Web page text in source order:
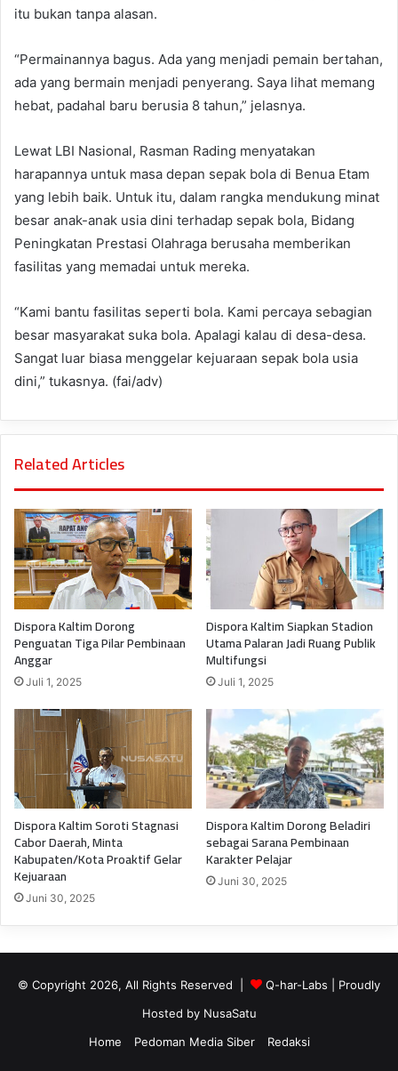
itu bukan tanpa alasan.
“Permainannya bagus. Ada yang menjadi pemain bertahan,
ada yang bermain menjadi penyerang. Saya lihat memang
hebat, padahal baru berusia 8 tahun,” jelasnya.
Lewat LBI Nasional, Rasman Rading menyatakan
harapannya untuk masa depan sepak bola di Benua Etam
yang lebih baik. Untuk itu, dalam rangka mendukung minat
besar anak-anak usia dini terhadap sepak bola, Bidang
Peningkatan Prestasi Olahraga berusaha memberikan
fasilitas yang memadai untuk mereka.
“Kami bantu fasilitas seperti bola. Kami percaya sebagian
besar masyarakat suka bola. Apalagi kalau di desa-desa.
Sangat luar biasa menggelar kejuaraan sepak bola usia
dini,” tukasnya. (fai/adv)
Related Articles
Dispora Kaltim Dorong
Penguatan Tiga Pilar Pembinaan
Anggar
Juli 1, 2025
Dispora Kaltim Siapkan Stadion
Utama Palaran Jadi Ruang Publik
Multifungsi
Juli 1, 2025
Dispora Kaltim Soroti Stagnasi
Cabor Daerah, Minta
Kabupaten/Kota Proaktif Gelar
Kejuaraan
Juni 30, 2025
Dispora Kaltim Dorong Beladiri
sebagai Sarana Pembinaan
Karakter Pelajar
Juni 30, 2025
© Copyright 2026, All Rights Reserved | Q-har-Labs | Proudly
Hosted by NusaSatu
Home
Pedoman Media Siber Redaksi